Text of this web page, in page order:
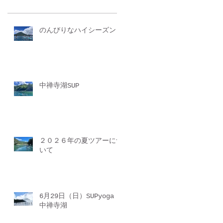
のんびりなハイシーズン
中禅寺湖SUP
２０２６年の夏ツアーにつ
いて
6月29日（日）SUPyoga
中禅寺湖